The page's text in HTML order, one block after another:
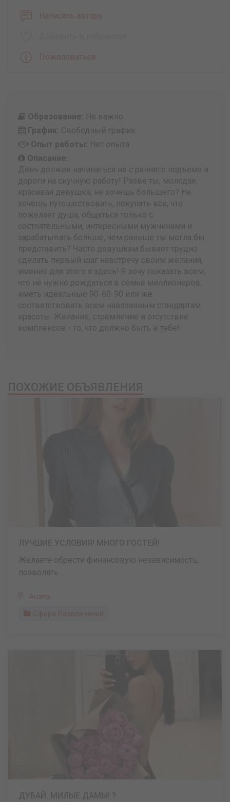
Написать автору
Пожаловаться
Образование: Не важно
График: Свободный график
Опыт работы: Нет опыта
Описание:
День должен начинаться не с раннего подъема и
дороги на скучную работу! Разве ты, молодая,
красивая девушка, не хочешь большего? Не
хочешь путешествовать, покупать все, что
пожелает душа, общаться только с
состоятельными, интересными мужчинами и
зарабатывать больше, чем раньше ты могла бы
представить? Часто девушкам бывает трудно
сделать первый шаг навстречу своим желания,
именно для этого я здесь! Я хочу показать всем,
что не нужно рождаться в семье миллионеров,
иметь идеальные 90-60-90 или же
соответствовать всем навязанным стандартам
красоты. Желание, стремление и отсутствие
комплексов - то, что должно быть в тебе!
Желаете обрести финансовую независимость,
позволять ...
Анапа
Сфера Развлечений